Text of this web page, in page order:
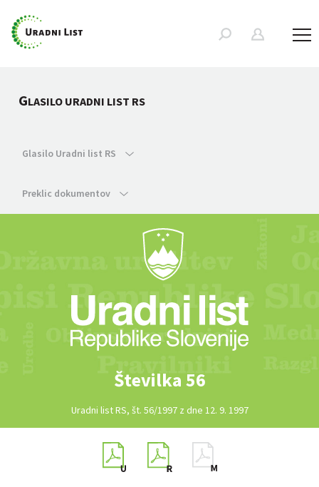
GLASILO URADNI LIST RS
Glasilo Uradni list RS
Preklic dokumentov
Številka 56
Uradni list RS, št. 56/1997 z dne 12. 9. 1997